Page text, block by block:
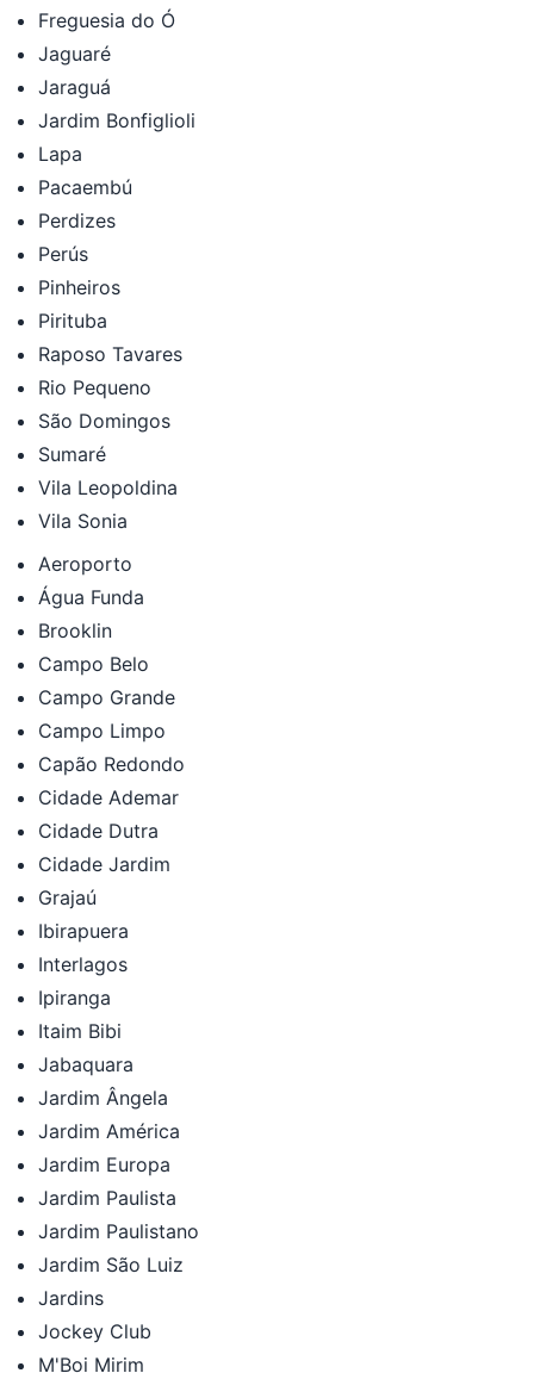
Freguesia do Ó
Jaguaré
Jaraguá
Jardim Bonfiglioli
Lapa
Pacaembú
Perdizes
Perús
Pinheiros
Pirituba
Raposo Tavares
Rio Pequeno
São Domingos
Sumaré
Vila Leopoldina
Vila Sonia
Aeroporto
Água Funda
Brooklin
Campo Belo
Campo Grande
Campo Limpo
Capão Redondo
Cidade Ademar
Cidade Dutra
Cidade Jardim
Grajaú
Ibirapuera
Interlagos
Ipiranga
Itaim Bibi
Jabaquara
Jardim Ângela
Jardim América
Jardim Europa
Jardim Paulista
Jardim Paulistano
Jardim São Luiz
Jardins
Jockey Club
M'Boi Mirim